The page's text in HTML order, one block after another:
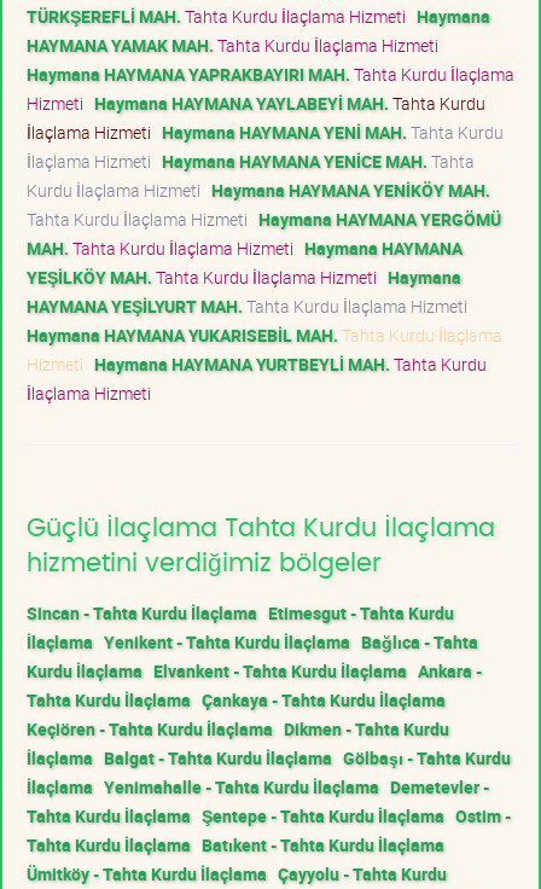
TÜRKŞEREFLİ MAH. Tahta Kurdu İlaçlama Hizmeti Haymana
HAYMANA YAMAK MAH. Tahta Kurdu İlaçlama Hizmeti
Haymana HAYMANA YAPRAKBAYIRI MAH. Tahta Kurdu İlaçlama
Hizmeti Haymana HAYMANA YAYLABEYİ MAH. Tahta Kurdu
İlaçlama Hizmeti Haymana HAYMANA YENİ MAH. Tahta Kurdu
İlaçlama Hizmeti Haymana HAYMANA YENİCE MAH. Tahta
Kurdu İlaçlama Hizmeti Haymana HAYMANA YENİKÖY MAH.
Tahta Kurdu İlaçlama Hizmeti Haymana HAYMANA YERGÖMÜ
MAH. Tahta Kurdu İlaçlama Hizmeti Haymana HAYMANA
YEŞİLKÖY MAH. Tahta Kurdu İlaçlama Hizmeti Haymana
HAYMANA YEŞİLYURT MAH. Tahta Kurdu İlaçlama Hizmeti
Haymana HAYMANA YUKARISEBİL MAH. Tahta Kurdu İlaçlama
Hizmeti Haymana HAYMANA YURTBEYLİ MAH. Tahta Kurdu
İlaçlama Hizmeti
Güçlü İlaçlama Tahta Kurdu İlaçlama
hizmetini verdiğimiz bölgeler
Sincan - Tahta Kurdu İlaçlama Etimesgut - Tahta Kurdu
İlaçlama Yenikent - Tahta Kurdu İlaçlama Bağlıca - Tahta
Kurdu İlaçlama Elvankent - Tahta Kurdu İlaçlama Ankara -
Tahta Kurdu İlaçlama Çankaya - Tahta Kurdu İlaçlama
Keçiören - Tahta Kurdu İlaçlama Dikmen - Tahta Kurdu
İlaçlama Balgat - Tahta Kurdu İlaçlama Gölbaşı - Tahta Kurdu
İlaçlama Yenimahalle - Tahta Kurdu İlaçlama Demetevler -
Tahta Kurdu İlaçlama Şentepe - Tahta Kurdu İlaçlama Ostim -
Tahta Kurdu İlaçlama Batıkent - Tahta Kurdu İlaçlama
Ümitköy - Tahta Kurdu İlaçlama Çayyolu - Tahta Kurdu